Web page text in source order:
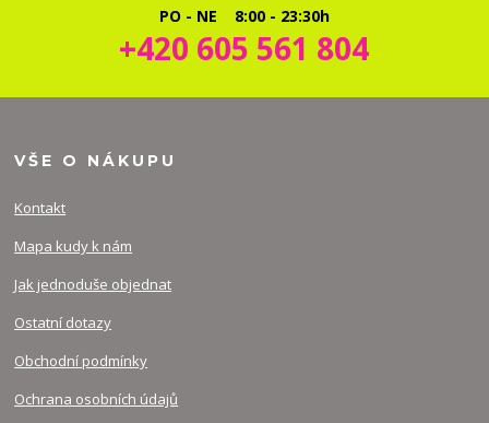
PO - NE 8:00 - 23:30h
+420 605 561 804
VŠE O NÁKUPU
Kontakt
Mapa kudy k nám
Jak jednoduše objednat
Ostatní dotazy
Obchodní podmínky
Ochrana osobních údajů